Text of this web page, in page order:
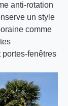
anti-rotation
un style
comme
fenêtres